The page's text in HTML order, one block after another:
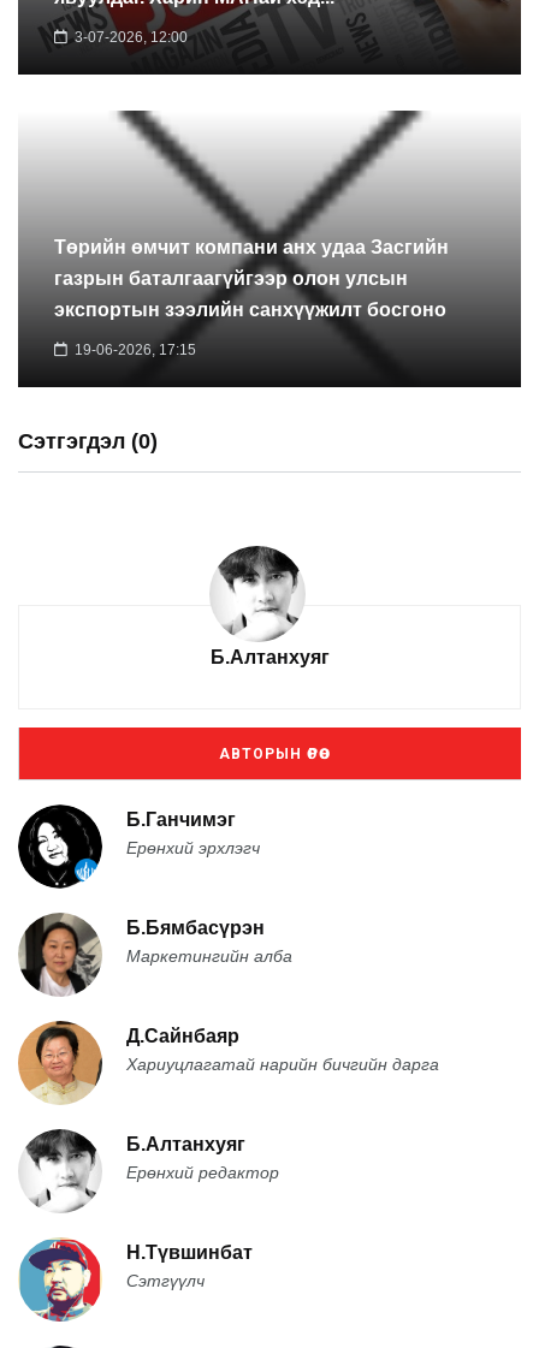
3-07-2026, 12:00
Төрийн өмчит компани анх удаа Засгийн
газрын баталгаагүйгээр олон улсын
экспортын зээлийн санхүүжилт босгоно
19-06-2026, 17:15
Сэтгэгдэл (0)
Б.Алтанхуяг
АВТОРЫН ӨРӨӨ
Б.Ганчимэг
Ерөнхий эрхлэгч
Б.Бямбасүрэн
Маркетингийн алба
Д.Сайнбаяр
Хариуцлагатай нарийн бичгийн дарга
Б.Алтанхуяг
Ерөнхий редактор
Н.Түвшинбат
Сэтгүүлч